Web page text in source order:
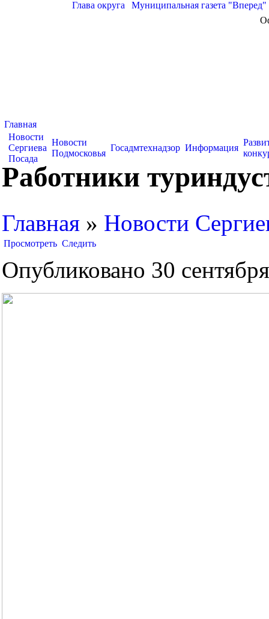
Глава округа Муниципальная газета "Вперед"
Главная
Новости
Сергиева
Посада
Новости
Подмосковья
Госадмтехнадзор Информация
Работники
Главная » Новости
Просмотреть Следить
Опубликовано 30